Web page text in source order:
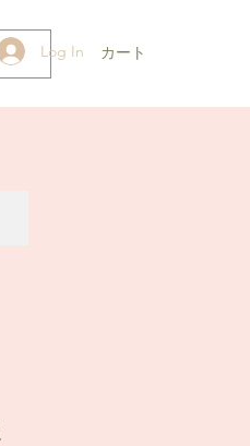
カート
Log In